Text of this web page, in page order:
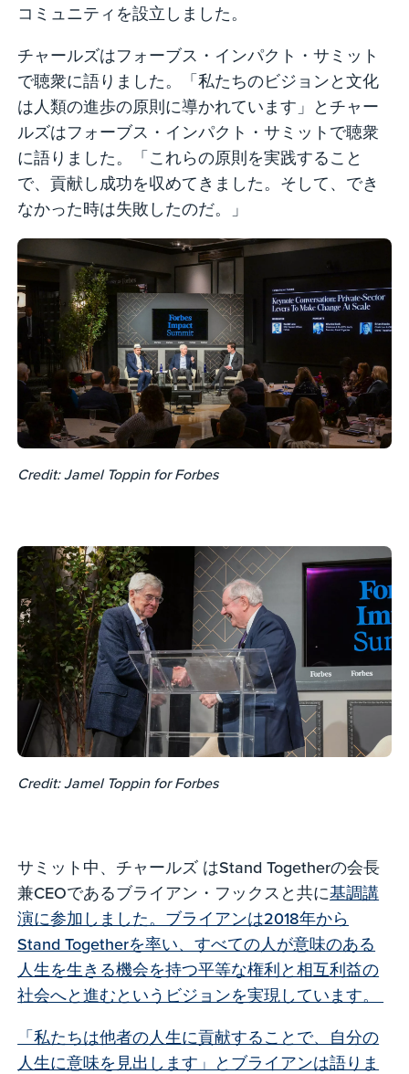
コミュニティを設立しました。
チャールズはフォーブス・インパクト・サミット
で聴衆に語りました。「私たちのビジョンと文化
は人類の進歩の原則に導かれています」とチャー
ルズはフォーブス・インパクト・サミットで聴衆
に語りました。「これらの原則を実践すること
で、貢献し成功を収めてきました。そして、でき
なかった時は失敗したのだ。」
Credit: Jamel Toppin for Forbes
Credit: Jamel Toppin for Forbes
サミット中、チャールズ はStand Togetherの会長
兼CEOであるブライアン・フックスと共に基調講
演に参加しました。ブライアンは2018年から
Stand Togetherを率い、すべての人が意味のある
人生を生きる機会を持つ平等な権利と相互利益の
社会へと進むというビジョンを実現しています。
「私たちは他者の人生に貢献することで、自分の
人生に意味を見出します」とブライアンは語りま